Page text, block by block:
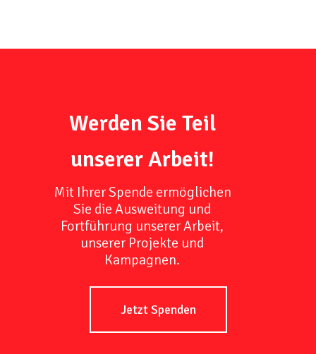
Werden Sie Teil
unserer Arbeit!
Mit Ihrer Spende ermöglichen
Sie die Ausweitung und
Fortführung unserer Arbeit,
unserer Projekte und
Kampagnen.
Jetzt Spenden